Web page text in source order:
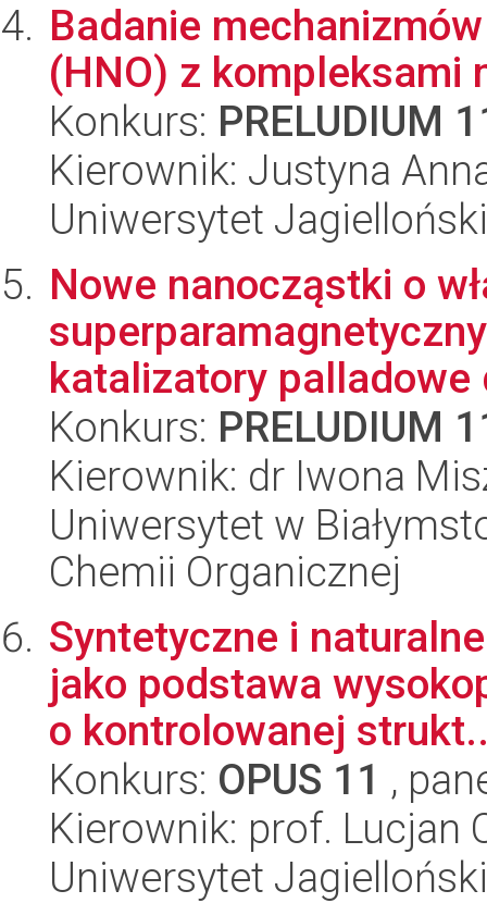
Badanie
(HNO) z kompleksami
Konkurs: PRELUDIUM
Kierownik: Justyna
Uniwersytet
Nowe nanocząstki o
katalizatory
Konkurs: PRELUDIUM
Kierownik: dr Iwona
Uniwersytet w
Chemii Organicznej
Syntetyczne i
jako podstawa
o kontrolowanej
Konkurs: OPUS 11 ,
Kierownik: prof. Lucjan
Uniwersytet